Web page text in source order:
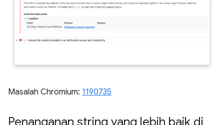
Masalah Chromium: 1190735